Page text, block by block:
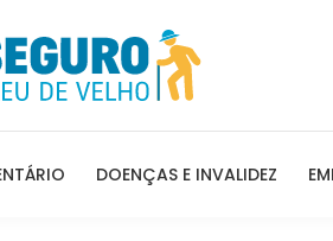
DOENÇAS E INVALIDEZ